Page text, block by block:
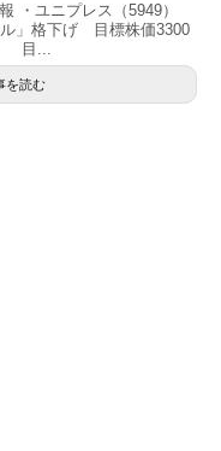
・ユニプレス（5949）
」格下げ 目標株価3300
目...
を読む